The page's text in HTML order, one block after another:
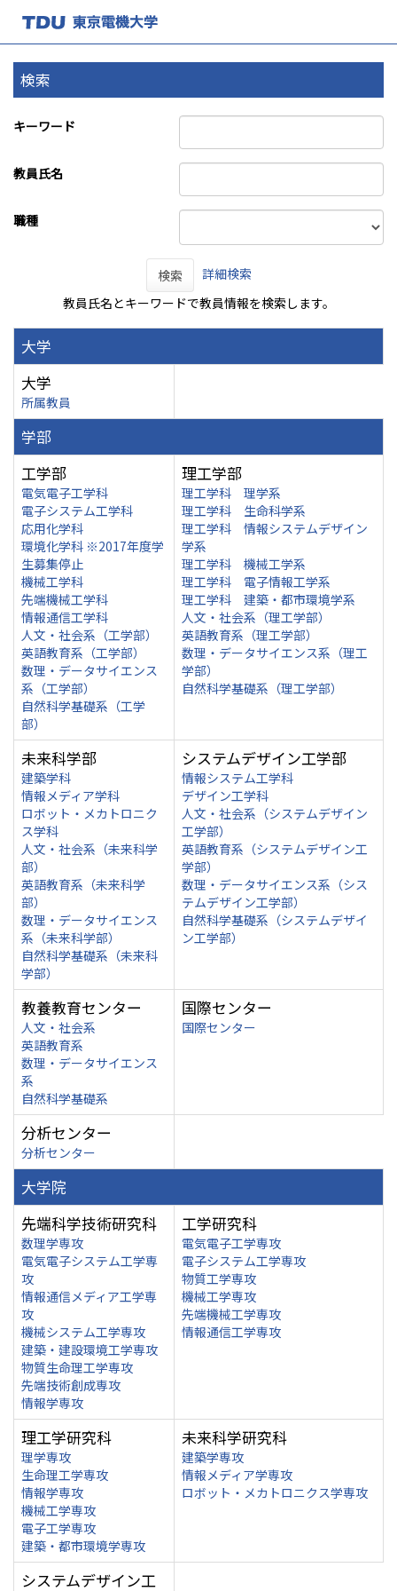
検索
キーワード
教員氏名
職種
検索
詳細検索
教員氏名とキーワードで教員情報を検索します。
大学
大学
所属教員
学部
工学部
電気電子工学科
電子システム工学科
応用化学科
環境化学科 ※2017年度学
生募集停止
機械工学科
先端機械工学科
情報通信工学科
人文・社会系（工学部）
英語教育系（工学部）
数理・データサイエンス
系（工学部）
自然科学基礎系（工学
部）
理工学部
理工学科 理学系
理工学科 生命科学系
理工学科 情報システムデザイン
学系
理工学科 機械工学系
理工学科 電子情報工学系
理工学科 建築・都市環境学系
人文・社会系（理工学部）
英語教育系（理工学部）
数理・データサイエンス系（理工
学部）
自然科学基礎系（理工学部）
未来科学部
建築学科
情報メディア学科
ロボット・メカトロニク
ス学科
人文・社会系（未来科学
部）
英語教育系（未来科学
部）
数理・データサイエンス
系（未来科学部）
自然科学基礎系（未来科
学部）
システムデザイン工学部
情報システム工学科
デザイン工学科
人文・社会系（システムデザイン
工学部）
英語教育系（システムデザイン工
学部）
数理・データサイエンス系（シス
テムデザイン工学部）
自然科学基礎系（システムデザイ
ン工学部）
教養教育センター
人文・社会系
英語教育系
数理・データサイエンス
系
自然科学基礎系
国際センター
国際センター
分析センター
分析センター
大学院
先端科学技術研究科
数理学専攻
電気電子システム工学専
攻
情報通信メディア工学専
攻
機械システム工学専攻
建築・建設環境工学専攻
物質生命理工学専攻
先端技術創成専攻
情報学専攻
工学研究科
電気電子工学専攻
電子システム工学専攻
物質工学専攻
機械工学専攻
先端機械工学専攻
情報通信工学専攻
理工学研究科
理学専攻
生命理工学専攻
情報学専攻
機械工学専攻
電子工学専攻
建築・都市環境学専攻
未来科学研究科
建築学専攻
情報メディア学専攻
ロボット・メカトロニクス学専攻
システムデザイン工